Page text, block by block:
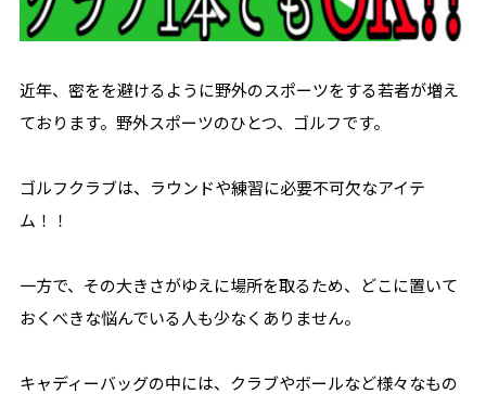
近年、密をを避けるように野外のスポーツをする若者が増え
ております。野外スポーツのひとつ、ゴルフです。
ゴルフクラブは、ラウンドや練習に必要不可欠なアイテ
ム！！
一方で、その大きさがゆえに場所を取るため、どこに置いて
おくべきな悩んでいる人も少なくありません。
キャディーバッグの中には、クラブやボールなど様々なもの